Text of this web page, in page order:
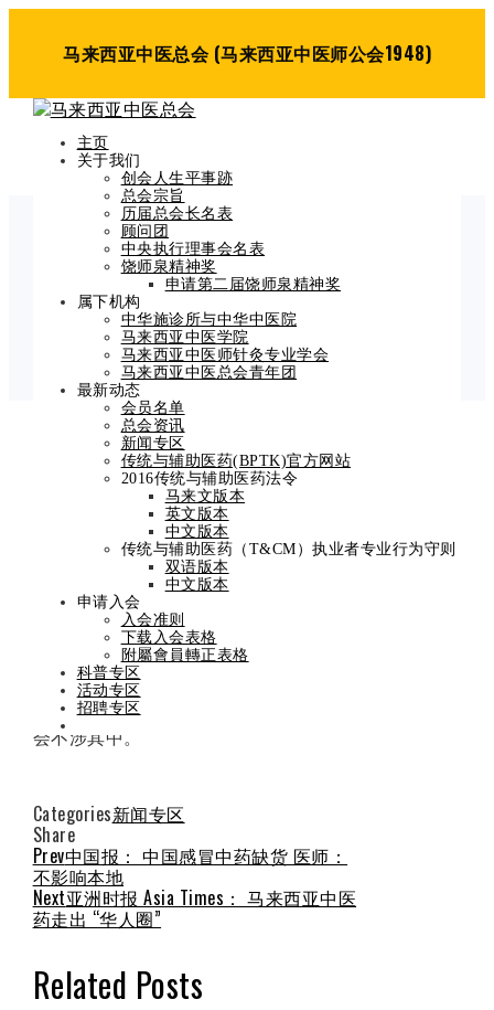
马来西亚中医总会 (马来西亚中医师公会1948)
主页
关于我们
创会人生平事跡
总会宗旨
历届总会长名表
顾问团
中央执行理事会名表
饶师泉精神奖
申请第二届饶师泉精神奖
属下机构
中华施诊所与中华中医院
马来西亚中医学院
马来西亚中医师针灸专业学会
马来西亚中医总会青年团
最新动态
会员名单
总会资讯
新闻专区
传统与辅助医药(BPTK)官方网站
2016传统与辅助医药法令
马来文版本
英文版本
中文版本
传统与辅助医药（T&CM）执业者专业行为守则
双语版本
中文版本
申请入会
入会准则
下载入会表格
附屬會員轉正表格
科普专区
活动专区
招聘专区
Blog Post
Home
招聘信息
招聘信息
On December 5, 2022
– 工作地点 ：旧巴生路 Taman Desa
– 招聘职位 ：中医师（刚毕业或1-2年经
验）
– 联系人 ：王医师 03-79712680
– 大约薪金：2800-3000 加上佣金，详细
可面见洽谈
*一切雇佣条件由雇佣双方自行面洽，本
会不涉其中。*
Categories新闻专区
Share
Facebook
Twitter
LinkedIn
Pinterest
Stumbleupon
Email
Prev中国报： 中国感冒中药缺货 医师：
不影响本地
Next亚洲时报 Asia Times： 马来西亚中医
药走出 “华人圈”
Related Posts